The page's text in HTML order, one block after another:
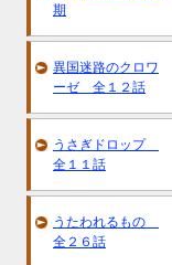
期
異国迷路のクロワ
ーゼ 全１２話
うさぎドロップ
全１１話
うたわれるもの
全２６話